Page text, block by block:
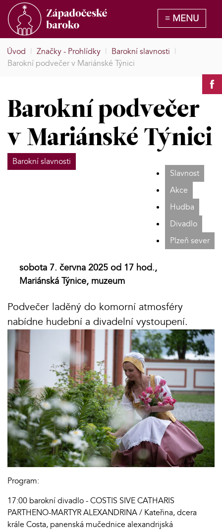
Úvod | Značky - Prohlídky | Barokní slavnosti |
Barokní podvečer v Mariánské Týnici
Barokní podvečer
v Mariánské Týnici
Barokní slavnosti
Slavnost
Akce
Hudba
Divadlo
Plzeň sever
sobota 7. června 2025 od 17 hod.,
Mariánská Týnice, muzeum
Podvečer laděný do komorní atmosféry
nabídne hudební a divadelní vystoupení.
Program:
17:00 barokní divadlo - COSTIS SIVE CATHARIS
PARTHENO-MARTYR ALEXANDRINA / Kateřina, dcera
krále Costa, panenská mučednice alexandrijská